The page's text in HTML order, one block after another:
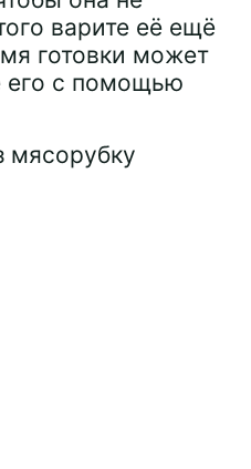
варите её ещё
готовки может
его с помощью